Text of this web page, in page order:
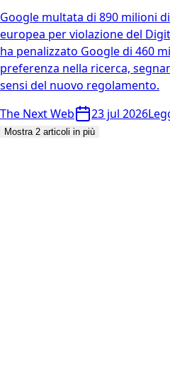
Google multata di 890 milioni
europea per violazione del
ha penalizzato Google di 460
preferenza nella ricerca,
sensi del nuovo regolamento.
The Next Web
23 jul 2026
Mostra 2 articoli in più